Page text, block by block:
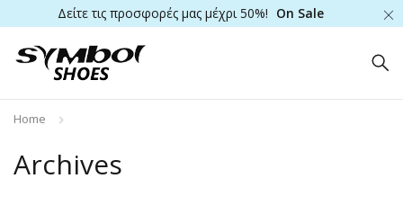
Δείτε τις προσφορές μας μέχρι 50%! On Sale
Archives
Home